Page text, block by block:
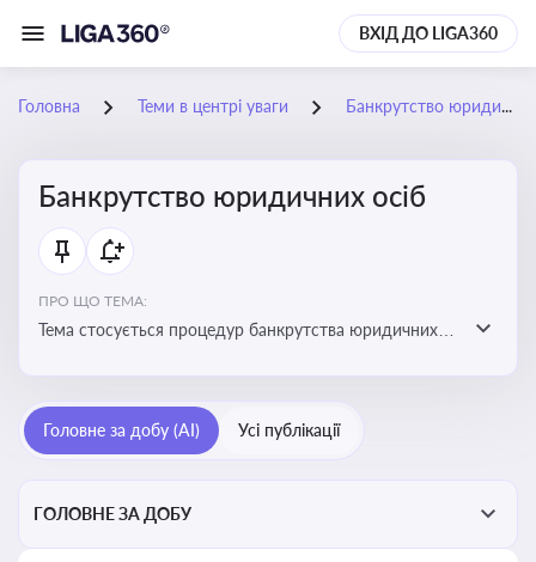
ВХІД ДО LIGA360
Головна Теми в центрі уваги Банкрутство юридичних осіб
Банкрутство юридичних осіб
ПРО ЩО ТЕМА:
Тема стосується процедур банкрутства юридичних
Головне за добу (AI) Усі публікації
ГОЛОВНЕ ЗА ДОБУ